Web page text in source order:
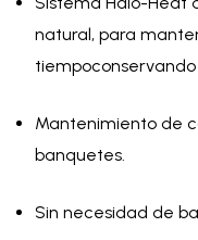
natural, para
Mantenimiento de
banquetes.
Sin necesidad de